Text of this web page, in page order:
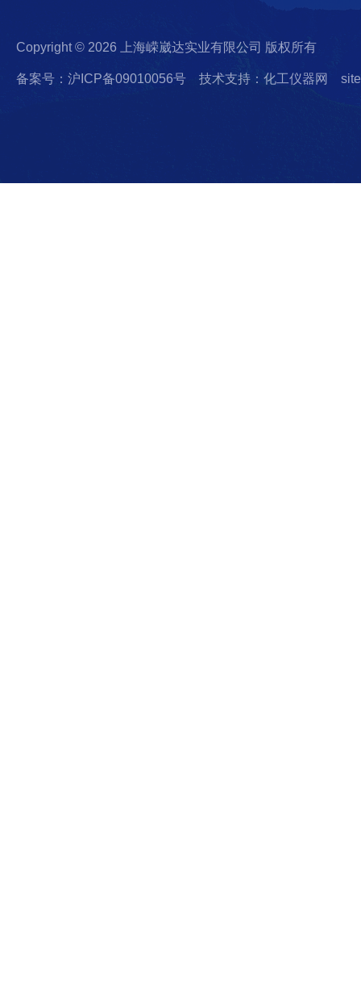
Copyright © 2026 上海嵘崴达实业有限公司 版权所有
备案号：沪ICP备09010056号 技术支持：化工仪器网